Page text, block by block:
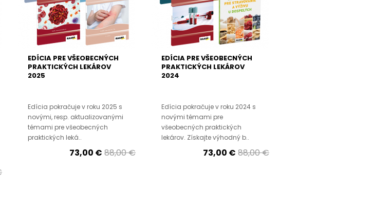
EDÍCIA PRE VŠEOBECNÝCH
PRAKTICKÝCH LEKÁROV
2025
Edícia pokračuje v roku 2025 s
novými, resp. aktualizovanými
témami pre všeobecných
praktických leká..
73,00 € 88,00 €
EDÍCIA PRE VŠEOBECNÝCH
PRAKTICKÝCH LEKÁROV
2024
Edícia pokračuje v roku 2024 s
novými témami pre
všeobecných praktických
lekárov. Získajte výhodný b..
73,00 € 88,00 €